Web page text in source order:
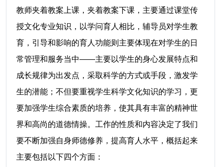
教师夹着教案上课，夹着教案下课，主要通过课堂传
授文化专业知识，以学问育人相比，辅导员对学生教
育，引导和影响的育人功能则主要体现在对学生的日
常管理和服务当中——主要以学生的身心发展特点和
成长规律为出发点，采取科学的方式或手段，激发学
生的潜能；不但要重视学生科学文化知识的学习，更
要加强学生综合素质的培养，使其具有丰富的精神世
界和高尚的道德情操。工作的性质和内容决定了我们
要不断加强自身师德修养，提高育人水平，概括起来
主要包括以下四个方面：